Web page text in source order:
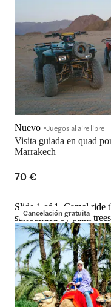
Visita guiada en quad
Marrakech
Nuevo Juegos al aire libre
70 €
Cancelación gratuita
Slide 1 of 1, Camel ride
surrounded by palm